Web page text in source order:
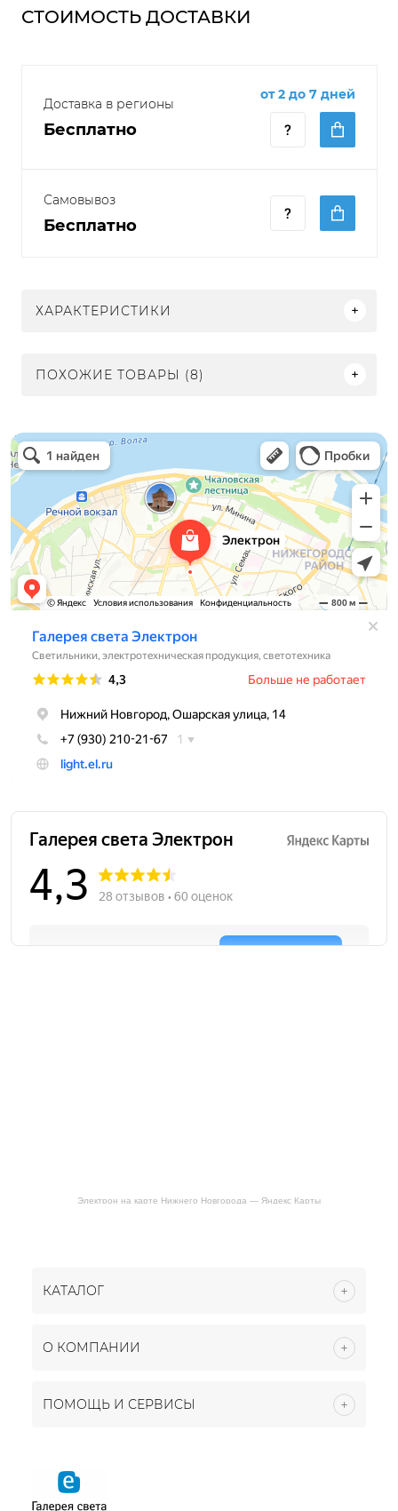
СТОИМОСТЬ ДОСТАВКИ
Доставка в регионы
Бесплатно
от 2 до 7 дней
Самовывоз
Бесплатно
ХАРАКТЕРИСТИКИ
ПОХОЖИЕ ТОВАРЫ (8)
Электрон
Светильники в Нижнем Новгороде
Электротехническая продукция в Нижнем Новгороде
Электрон на карте Нижнего Новгорода — Яндекс Карты
КАТАЛОГ
О КОМПАНИИ
ПОМОЩЬ И СЕРВИСЫ